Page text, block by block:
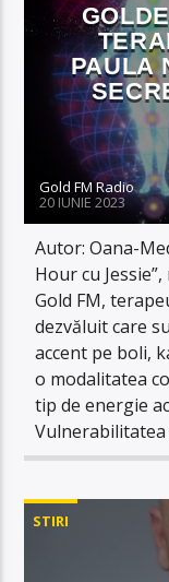
PAULA
Gold FM Radio
20 IUNIE 2023
Autor: Oana-
Hour cu
Gold FM,
dezvăluit care
accent pe boli,
o modalitatea
tip de energie
STIRI